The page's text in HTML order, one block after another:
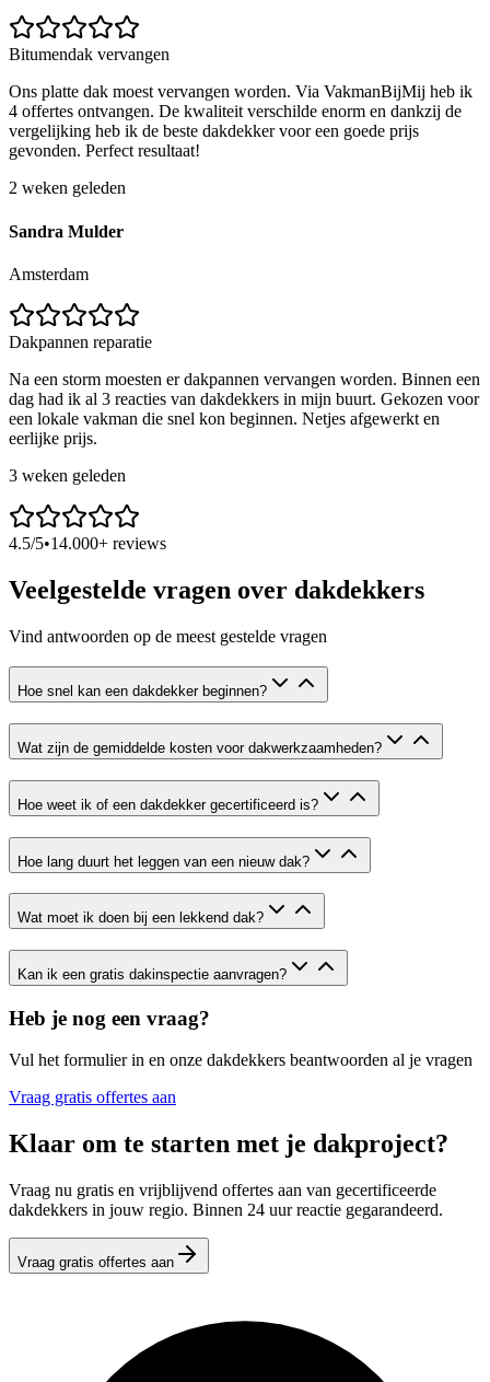
Bitumendak vervangen
Ons platte dak moest vervangen worden. Via VakmanBijMij heb ik
4 offertes ontvangen. De kwaliteit verschilde enorm en dankzij de
vergelijking heb ik de beste dakdekker voor een goede prijs
gevonden. Perfect resultaat!
2 weken geleden
Sandra Mulder
Amsterdam
Dakpannen reparatie
Na een storm moesten er dakpannen vervangen worden. Binnen een
dag had ik al 3 reacties van dakdekkers in mijn buurt. Gekozen voor
een lokale vakman die snel kon beginnen. Netjes afgewerkt en
eerlijke prijs.
3 weken geleden
4.5/5•14.000+ reviews
Veelgestelde vragen over dakdekkers
Vind antwoorden op de meest gestelde vragen
Hoe snel kan een dakdekker beginnen?
Wat zijn de gemiddelde kosten voor dakwerkzaamheden?
Hoe weet ik of een dakdekker gecertificeerd is?
Hoe lang duurt het leggen van een nieuw dak?
Wat moet ik doen bij een lekkend dak?
Kan ik een gratis dakinspectie aanvragen?
Heb je nog een vraag?
Vul het formulier in en onze dakdekkers beantwoorden al je vragen
Vraag gratis offertes aan
Klaar om te starten met je dakproject?
Vraag nu gratis en vrijblijvend offertes aan van gecertificeerde
dakdekkers in jouw regio. Binnen 24 uur reactie gegarandeerd.
Vraag gratis offertes aan